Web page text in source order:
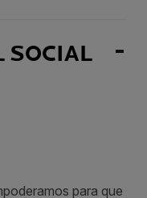
SOCIAL